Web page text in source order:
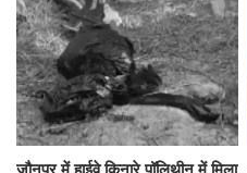
जौनपुर में हाईवे किनारे पॉलिथीन में मिला